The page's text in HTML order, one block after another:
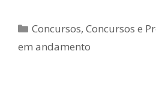
Categorias
Concursos,Concursos e
em andamento